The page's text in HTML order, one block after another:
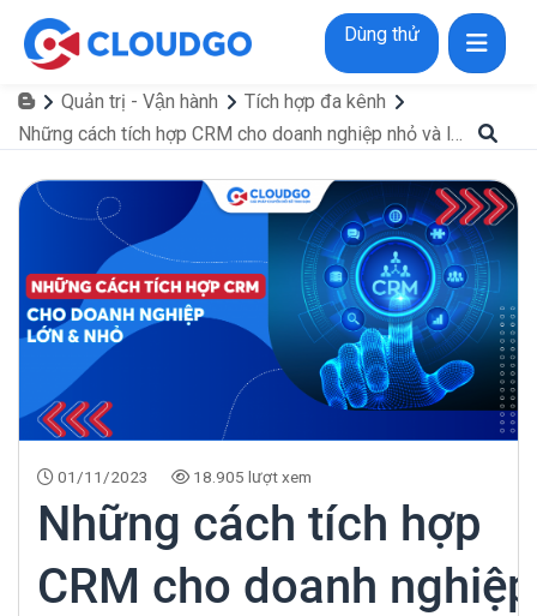
Dùng thử
Quản trị - Vận hành
Tích hợp đa kênh
Những cách tích hợp CRM cho doanh nghiệp nhỏ và lớn hiệu quả cao
01/11/2023 18.905 lượt xem
Những cách tích hợp
CRM cho doanh nghiệp